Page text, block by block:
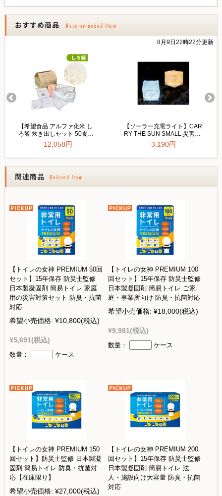
【トイレの女神 PREMIUM 50回
セット】15年保存 防災士監修
日本製凝固剤 簡易トイレ 家庭
用の災害対策セット 防臭・抗菌
対応
希望小売価格: ¥10,800(税込)
¥5,691(税込)
数量： ケース
【トイレの女神 PREMIUM 100
回セット】15年保存 防災士監修
日本製凝固剤 簡易トイレ ご家
庭・事業所向け 防臭・抗菌対応
希望小売価格: ¥18,000(税込)
¥9,981(税込)
数量： ケース
【トイレの女神 PREMIUM 150
回セット】防災士監修 日本製凝
固剤 簡易トイレ 防臭・抗菌対
応【在庫限り】
希望小売価格: ¥27,000(税込)
【トイレの女神 PREMIUM 200
回セット】15年保存 防災士監修
日本製凝固剤 簡易トイレ 法
人・施設向け大容量 防臭・抗菌
対応